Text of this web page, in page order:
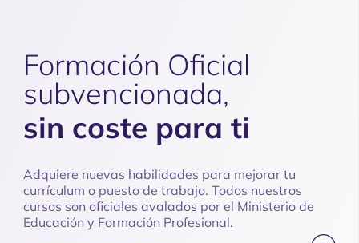
Formación Oficial
subvencionada, ​
sin coste para ti
Adquiere nuevas habilidades para mejorar tu
currículum o puesto de trabajo. Todos nuestros
cursos son oficiales avalados por el Ministerio de
Educación y Formación Profesional.